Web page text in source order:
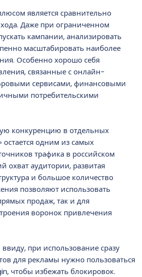
является сравнительно
Даже при ограниченном
кампании, анализировать
масштабировать наиболее
Особенно хорошо себя
связанные с онлайн-
сервисами, финансовыми
потребительскими
конкуренцию в отдельных
остается одним из самых
трафика в российском
охват аудитории, развитая
и большое количество
позволяют использовать
продаж, так и для
воронок привлечения
при использование сразу
для рекламы нужно пользоваться
чтобы избежать блокировок.